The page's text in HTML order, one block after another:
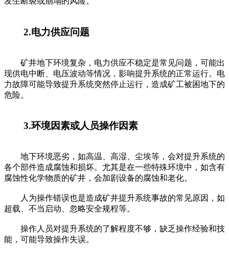
2.电力供应问题
矿井地下环境复杂，电力供应不稳定是常见问题，可能出
现供电中断、电压波动等情况，影响提升系统的正常运行。电
力故障可能导致提升系统突然停止运行，造成矿工被困地下的
危险。
3.环境因素或人员操作因素
地下环境恶劣，如高温、高湿、尘埃等，会对提升系统的
各个部件造成腐蚀和损坏。尤其是在一些特殊环境中，如含有
腐蚀性化学物质的矿井，会加剧设备的腐蚀和老化。
人为操作错误也是造成矿井提升系统事故的常见原因，如
超载、不当启动、忽略安全规程等。
操作人员对提升系统的了解程度不够，缺乏操作经验和技
能，可能导致操作失误。